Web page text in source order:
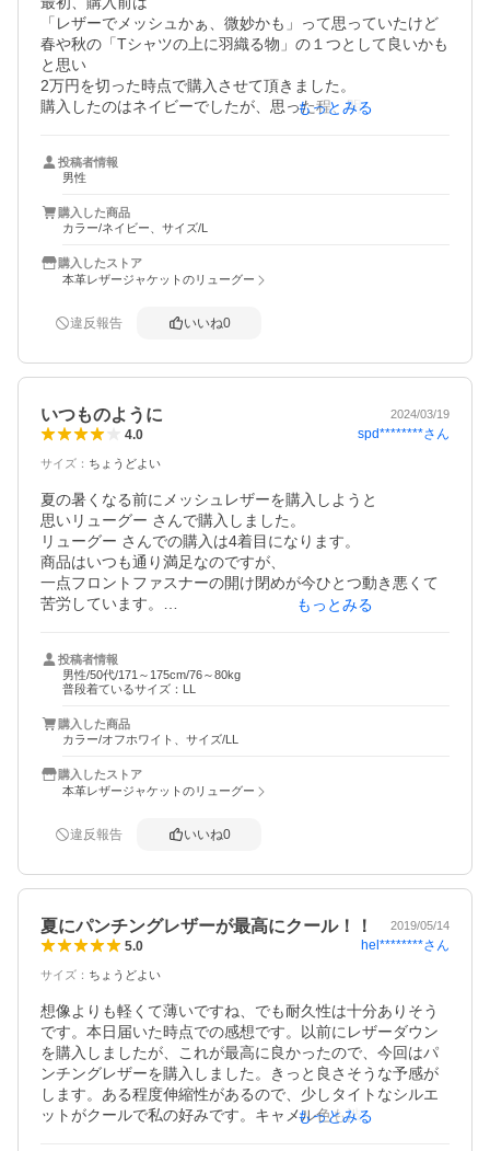
「レザーでメッシュかぁ、微妙かも」って思っていたけど
春や秋の「Tシャツの上に羽織る物」の１つとして良いかも
と思い
2万円を切った時点で購入させて頂きました。
購入したのはネイビーでしたが、思った程、明るくもなく
特に夕方以降、夜御飯を食べに行く時間などは
周りも暗くなり、派手さも気になりません。
もう1枚購入しようかと思いましたが
ここのグレーの商品は掲載写真より現物の方が少しチープ
もっと控えめな色のラインナップがあると嬉しいです。
お店の対応は抜群に良いと思います。
もっとみる
投稿者情報
男性
購入した商品
カラー/ネイビー、サイズ/L
購入したストア
本革レザージャケットのリューグー
違反報告 いいね0
いつものように 2024/03/19
4.0 spd********さん
サイズ ： ちょうどよい
夏の暑くなる前にメッシュレザーを購入しようと
思いリューグー さんで購入しました。
リューグー さんでの購入は4着目になります。
商品はいつも通り満足なのですが、
一点フロントファスナーの開け閉めが今ひとつ動き悪くて
苦労しています。
サイズに関してもいつも最初はかなりタイト目ですが使う
うちにいい感じになるので楽しみに着用していきます。
す。
もっとみる
投稿者情報
男性/50代/171～175cm/76～80kg
普段着ているサイズ：LL
購入した商品
カラー/オフホワイト、サイズ/LL
購入したストア
本革レザージャケットのリューグー
違反報告 いいね0
夏にパンチングレザーが最高にクール！！ 2019/05/14
5.0 hel********さん
サイズ ： ちょうどよい
想像よりも軽くて薄いですね、でも耐久性は十分ありそう
です。本日届いた時点での感想です。以前にレザーダウン
を購入しましたが、これが最高に良かったので、今回はパ
ンチングレザーを購入しました。きっと良さそうな予感が
します。ある程度伸縮性があるので、少しタイトなシルエ
ットがクールで私の好みです。キャメル色も渋めなのが年
もっとみる